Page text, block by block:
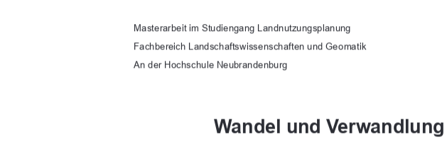
Masterarbeit im Studiengang Landnutzungsplanung
Fachbereich Landschaftswissenschaften und Geomatik
An der Hochschule Neubrandenburg
Wandel und Verwandlung